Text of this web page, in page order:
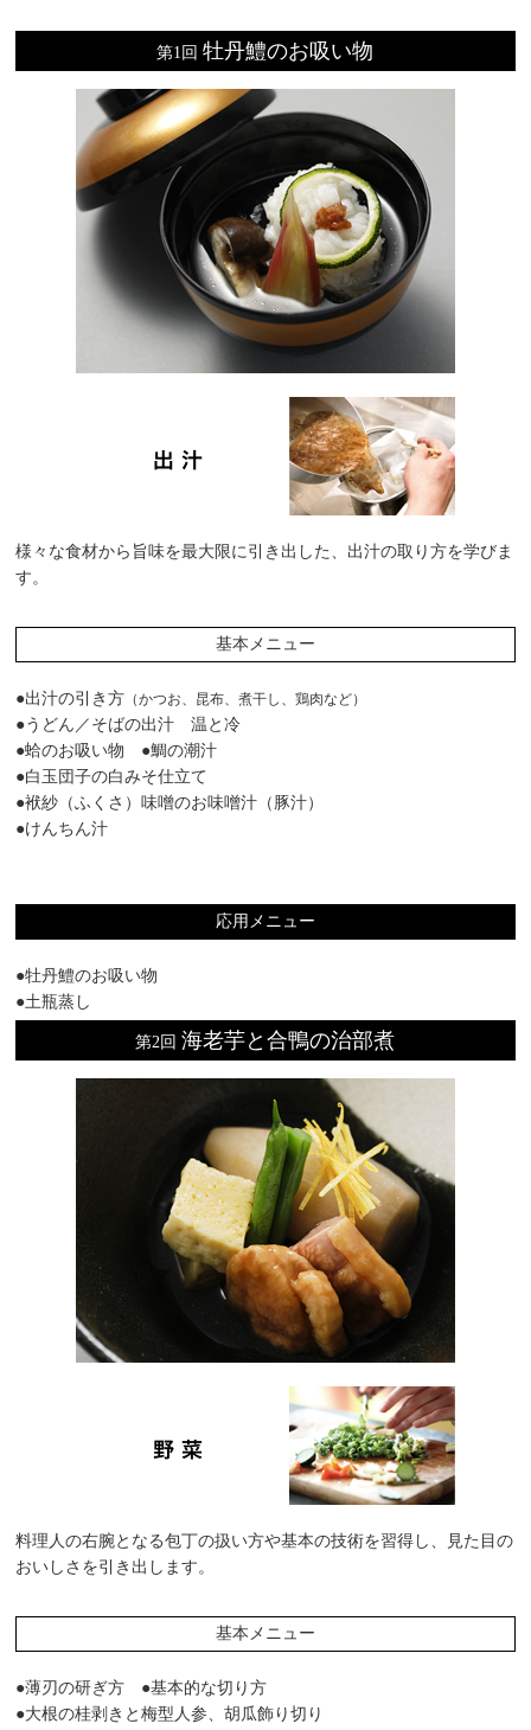
第1回牡丹鱧のお吸い物
様々な食材から旨味を最大限に引き出した、出汁の取り方を学びま
す。
基本メニュー
●出汁の引き方 （かつお、昆布、煮干し、鶏肉など）
●うどん／そばの出汁 温と冷
●蛤のお吸い物 ●鯛の潮汁
●白玉団子の白みそ仕立て
●袱紗（ふくさ）味噌のお味噌汁（豚汁）
●けんちん汁
応用メニュー
●牡丹鱧のお吸い物
●土瓶蒸し
第2回海老芋と合鴨の治部煮
料理人の右腕となる包丁の扱い方や基本の技術を習得し、見た目の
おいしさを引き出します。
基本メニュー
●薄刃の研ぎ方 ●基本的な切り方
●大根の桂剥きと梅型人参、胡瓜飾り切り